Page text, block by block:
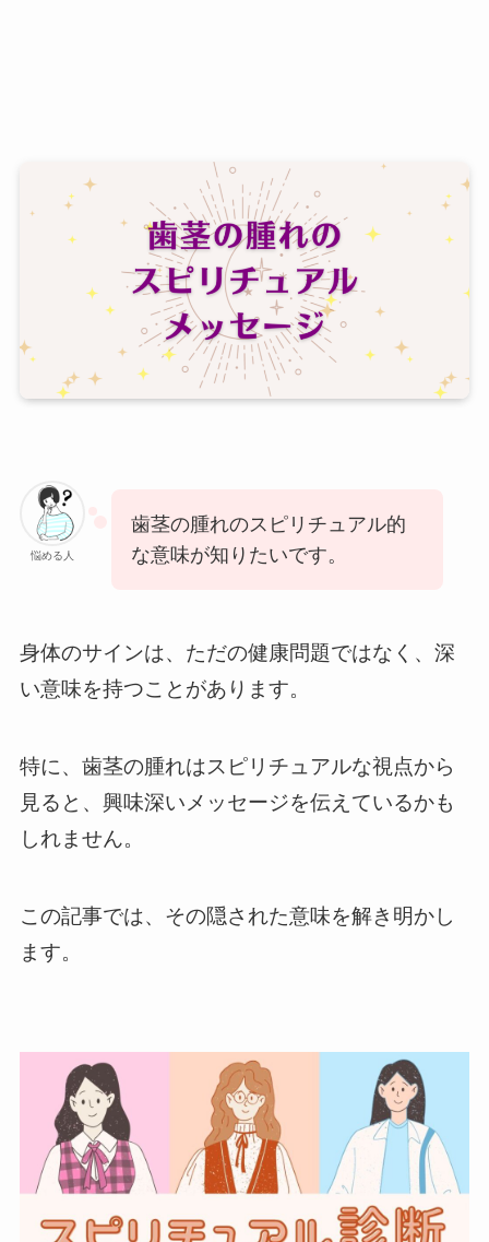
悩める人
歯茎の腫れのスピリチュアル的
な意味が知りたいです。
身体のサインは、ただの健康問題ではなく、深
い意味を持つことがあります。
特に、歯茎の腫れはスピリチュアルな視点から
見ると、興味深いメッセージを伝えているかも
しれません。
この記事では、その隠された意味を解き明かし
ます。